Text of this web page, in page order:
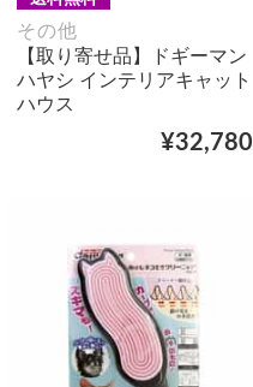
その他
【取り寄せ品】ドギーマン
ハヤシ インテリアキャット
ハウス
¥32,780